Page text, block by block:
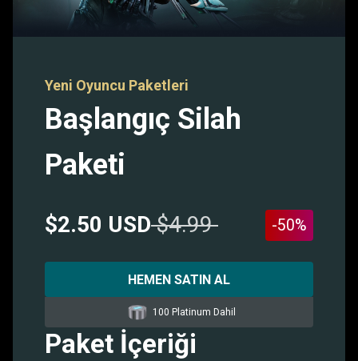
Yeni Oyuncu Paketleri
Başlangıç Silah
Paketi
$2.50 USD $4.99 -50%
HEMEN SATIN AL
100 Platinum Dahil
Paket İçeriği